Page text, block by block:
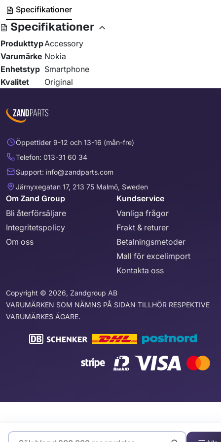
Specifikationer
Specifikationer
ProdukttypAccessory
Varumärke Nokia
Enhetstyp Smartphone
Kvalitet
Original
Öppettider 9-12 och 13-16 (mån-fre)
Telefon: 013-31 60 34
Support: info@zandparts.com
Järnyxegatan 17, 213 75 Malmö, Sweden
Om Zand Group
Bli återförsäljare
Integritetspolicy
Om oss
Kundservice
Vanliga frågor
Frakt & returer
Betalningsmetoder
Mall för excelimport
Kontakta oss
Copyright © 2026, Zandgroup AB
VARUMÄRKEN SOM NÄMNS PÅ SIDAN TILLHÖR RESPEKTIVE
VARUMÄRKES ÄGARE.